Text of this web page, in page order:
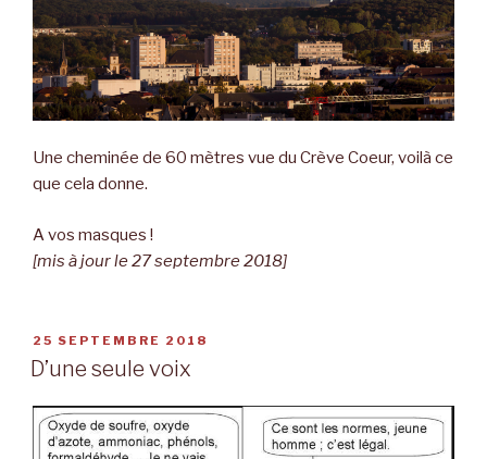
Une cheminée de 60 mètres vue du Crève Coeur, voilà ce
que cela donne.
A vos masques !
[mis à jour le 27 septembre 2018]
PUBLIÉ
LE
25 SEPTEMBRE 2018
D’une seule voix